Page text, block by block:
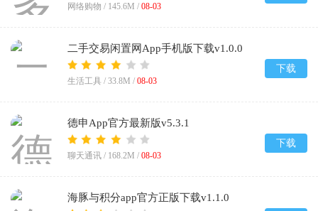
网络购物 / 145.6M / 08-03
二手交易闲置网App手机版下载v1.0.0
生活工具 / 33.8M / 08-03
下载
德申App官方最新版v5.3.1
聊天通讯 / 168.2M / 08-03
下载
海豚与积分app官方正版下载v1.1.0